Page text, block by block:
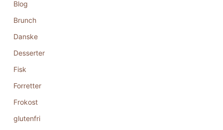
Blog
Brunch
Danske
Desserter
Fisk
Forretter
Frokost
glutenfri